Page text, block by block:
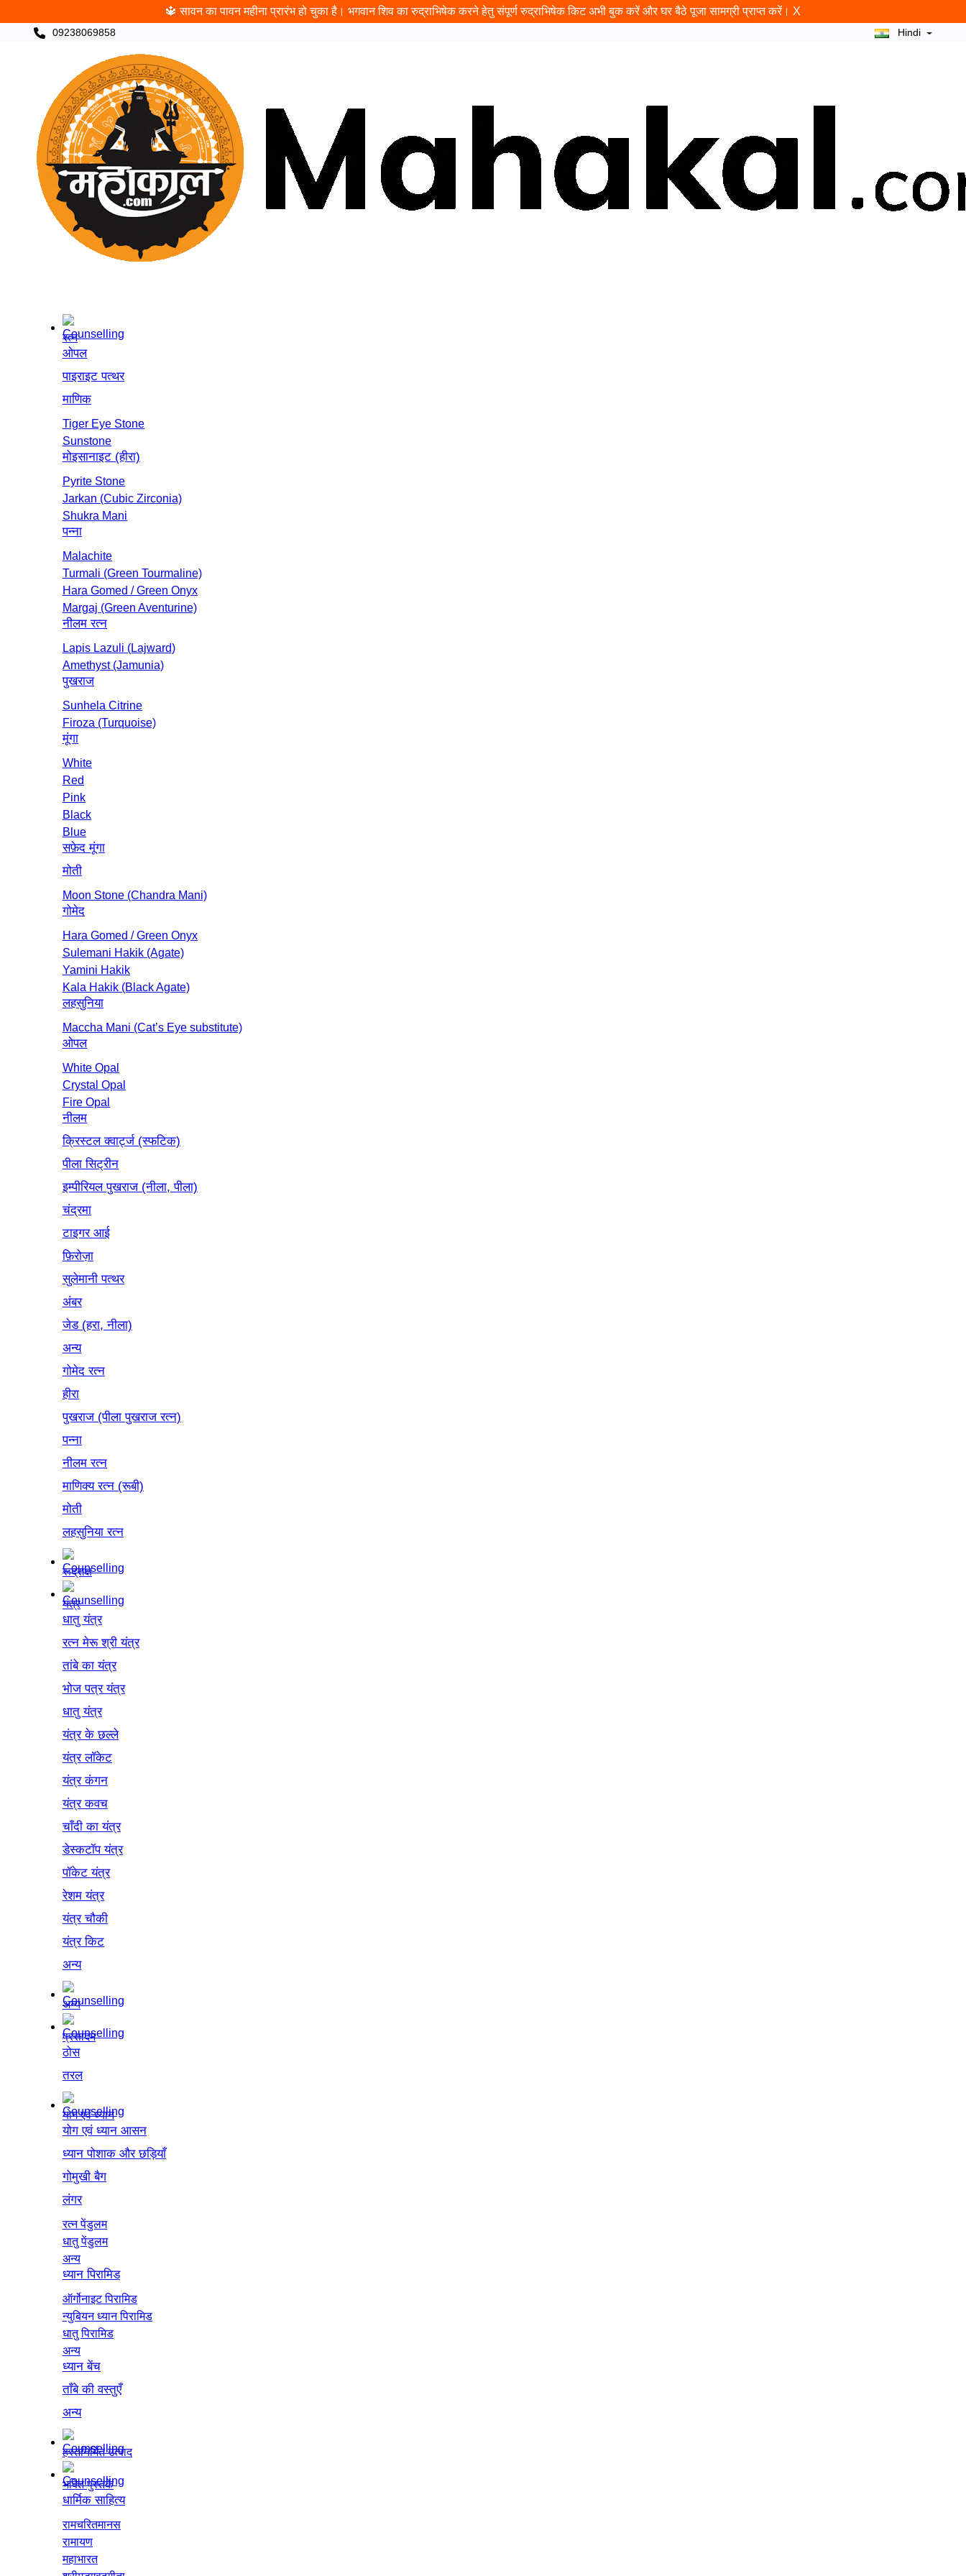
🔱 सावन का पावन महीना प्रारंभ हो चुका है। भगवान शिव का रुद्राभिषेक करने हेतु संपूर्ण रुद्राभिषेक किट अभी बुक करें और घर बैठे पूजा सामग्री प्राप्त करें। X
09238069858 Hindi
रत्न
ओपल
पाइराइट पत्थर
माणिक
Tiger Eye Stone
Sunstone
मोइसानाइट (हीरा)
Pyrite Stone
Jarkan (Cubic Zirconia)
Shukra Mani
पन्ना
Malachite
Turmali (Green Tourmaline)
Hara Gomed / Green Onyx
Margaj (Green Aventurine)
नीलम रत्‍न
Lapis Lazuli (Lajward)
Amethyst (Jamunia)
पुखराज
Sunhela Citrine
Firoza (Turquoise)
मूंगा
White
Red
Pink
Black
Blue
सफ़ेद मूंगा
मोती
Moon Stone (Chandra Mani)
गोमेद
Hara Gomed / Green Onyx
Sulemani Hakik (Agate)
Yamini Hakik
Kala Hakik (Black Agate)
लहसुनिया
Maccha Mani (Cat’s Eye substitute)
ओपल
White Opal
Crystal Opal
Fire Opal
नीलम
क्रिस्टल क्वार्ट्ज (स्फटिक)
पीला सिट्रीन
इम्पीरियल पुखराज (नीला, पीला)
चंद्रमा
टाइगर आई
फ़िरोज़ा
सुलेमानी पत्थर
अंबर
जेड (हरा, नीला)
अन्य
गोमेद रत्न
हीरा
पुखराज (पीला पुखराज रत्न)
पन्ना
नीलम रत्न
माणिक्य रत्न (रूबी)
मोती
लहसुनिया रत्न
रूद्राक्ष
यंत्र
धातु यंत्र
रत्न मेरू श्री यंत्र
तांबे का यंत्र
भोज पत्र यंत्र
धातु यंत्र
यंत्र के छल्ले
यंत्र लॉकेट
यंत्र कंगन
यंत्र कवच
चाँदी का यंत्र
डेस्कटॉप यंत्र
पॉकेट यंत्र
रेशम यंत्र
यंत्र चौकी
यंत्र किट
अन्य
अन्य
प्रसादम
ठोस
तरल
योग एवं ध्यान
योग एवं ध्यान आसन
ध्यान पोशाक और छड़ियाँ
गोमुखी बैग
लंगर
रत्न पेंडुलम
धातु पेंडुलम
अन्य
ध्यान पिरामिड
ऑर्गोनाइट पिरामिड
न्युबियन ध्यान पिरामिड
धातु पिरामिड
अन्य
ध्यान बेंच
ताँबे की वस्तुएँ
अन्य
हस्तनिर्मित उत्पाद
भक्ति पुस्तकें
धार्मिक साहित्य
रामचरितमानस
रामायण
महाभारत